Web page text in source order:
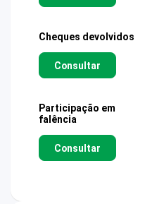
Cheques devolvidos
Consultar
Participação em
falência
Consultar